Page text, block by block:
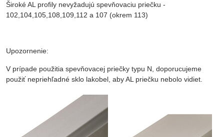
Široké AL profily nevyžadujú spevňovaciu priečku -
102,104,105,108,109,112 a 107 (okrem 113)
Upozornenie:
V prípade použitia spevňovacej priečky typu N, doporucujeme
použiť nepriehľadné sklo lakobel, aby AL priečku nebolo vidiet.